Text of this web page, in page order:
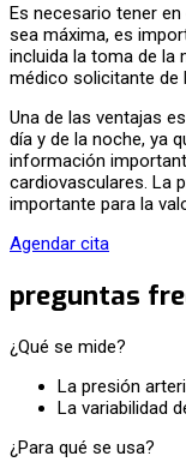
Es necesario tener
sea máxima, es
incluida la toma de la
médico solicitante de
Una de las ventajas
día y de la noche, ya
información
cardiovasculares. La
importante para la
Agendar cita
preguntas
¿Qué se mide?
La presión
La variabilidad
¿Para qué se usa?